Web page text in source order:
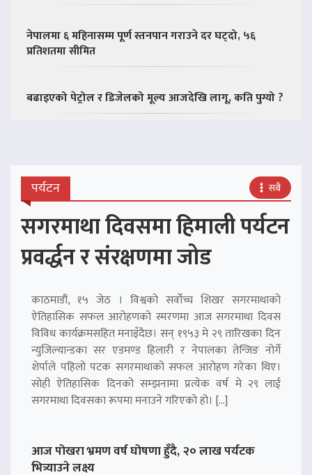
नेपालमा ६ महिनासम्म पूर्ण स्तनपान गराउने दर घट्दो, ५६
प्रतिशतमा सीमित
बढाइएको पेट्रोल र डिजेलको मूल्य आजदेखि लागू, कति पुग्यो ?
पर्यटन सबै
सगरमाथा दिवसमा हिमाली पर्यटन
प्रवर्द्धन र संरक्षणमा जोड
काठमाडौं, १५ जेठ । विश्वको सर्वोच्च शिखर सगरमाथाको
ऐतिहासिक सफल आरोहणको स्मरणमा आज सगरमाथा दिवस
विविध कार्यक्रमसहित मनाइँदैछ। सन् १९५३ मे २९ तारिखका दिन
न्युजिल्यान्डका सर एडमण्ड हिलारी र नेपालका तेन्जिङ नोर्गे
शेर्पाले पहिलो पटक सगरमाथाको सफल आरोहण गरेका थिए।
सोही ऐतिहासिक दिनको सम्झनामा प्रत्येक वर्ष मे २९ लाई
सगरमाथा दिवसका रूपमा मनाउने गरिएको हो। […]
आज पोखरा भ्रमण वर्ष घोषणा हुँदै, २० लाख पर्यटक
भित्र्याउने लक्ष्य